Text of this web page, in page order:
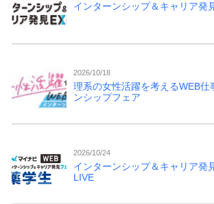
インターンシップ＆キャリア
2026/10/18
理系の女性活躍を考えるWEB仕
ンシップフェア
2026/10/24
インターンシップ＆キャリア発
LIVE